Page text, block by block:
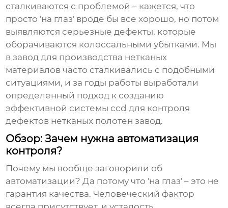
сталкиваются с проблемой – кажется, что
просто 'на глаз' вроде бы все хорошо, но потом
выявляются серьезные дефекты, которые
оборачиваются колоссальными убытками. Мы
взавод для производства нетканых
материалов часто сталкивались с подобными
ситуациями, и за годы работы выработали
определенный подход к созданию
эффективной системыccd для контроля
дефектов нетканых полотен завод.
Обзор: Зачем нужна автоматизация
контроля?
Почему мы вообще заговорили об
автоматизации? Да потому что 'на глаз' – это не
гарантия качества. Человеческий фактор